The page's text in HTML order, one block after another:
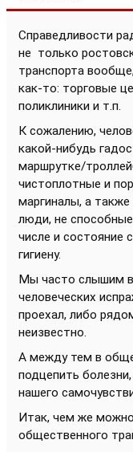
Справедливости
не только
транспорта
как-то: торговые
поликлиники и т.п.
К сожалению,
какой-нибудь
маршрутке/
чистоплотные и
маргиналы, а
люди, не
числе и состояние
гигиену.
Мы часто слышим в
человеческих
проехал, либо
неизвестно.
А между тем в
подцепить
нашего
Итак, чем же можно
общественного